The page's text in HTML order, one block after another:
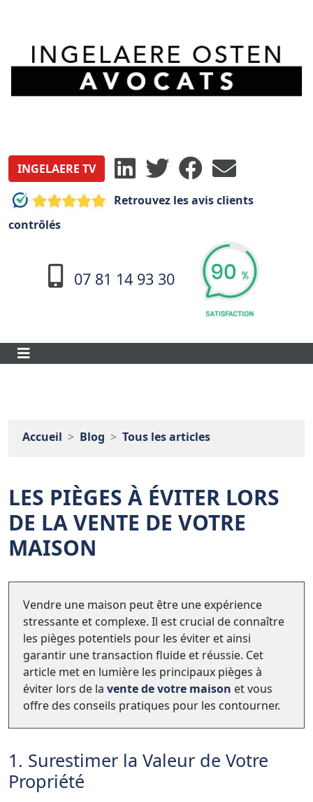
INGELAERE TV
Retrouvez les avis clients
contrôlés
07 81 14 93 30
Accueil Blog Tous les articles
LES PIÈGES À ÉVITER LORS
DE LA VENTE DE VOTRE
MAISON
Vendre une maison peut être une expérience
stressante et complexe. Il est crucial de connaître
les pièges potentiels pour les éviter et ainsi
garantir une transaction fluide et réussie. Cet
article met en lumière les principaux pièges à
éviter lors de la vente de votre maison et vous
offre des conseils pratiques pour les contourner.
1. Surestimer la Valeur de Votre
Propriété